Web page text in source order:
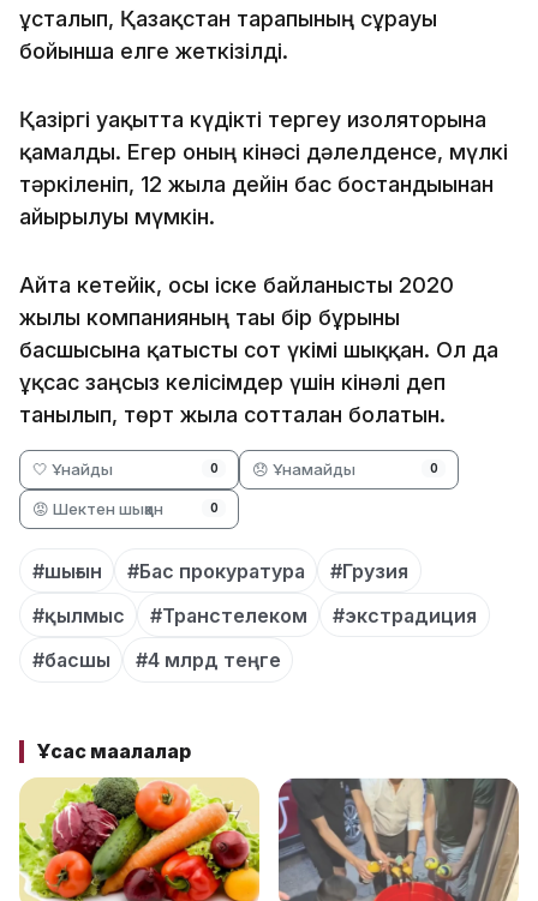
ұсталып, Қазақстан тарапының сұрауы
бойынша елге жеткізілді.
Қазіргі уақытта күдікті тергеу изоляторына
қамалды. Егер оның кінәсі дәлелденсе, мүлкі
тәркіленіп, 12 жылға дейін бас бостандығынан
айырылуы мүмкін.
Айта кетейік, осы іске байланысты 2020
жылы компанияның тағы бір бұрынғы
басшысына қатысты сот үкімі шыққан. Ол да
ұқсас заңсыз келісімдер үшін кінәлі деп
танылып, төрт жылға сотталған болатын.
🤍 Ұнайды 0 😞 Ұнамайды 0
😡 Шектен шыққан 0
#шығын #Бас прокуратура
#Грузия
#қылмыс
#Транстелеком
#экстрадиция
#басшы
#4 млрд теңге
Ұқсас мақалалар